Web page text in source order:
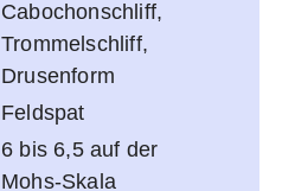
Cabochonschliff,
Trommelschliff,
Drusenform
Feldspat
6 bis 6,5 auf der
Mohs-Skala